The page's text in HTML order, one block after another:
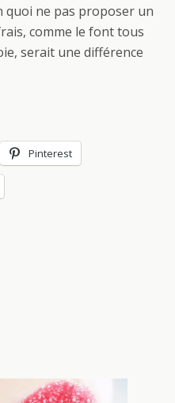
quoi ne pas proposer un
comme le font tous
serait une différence
Pinterest